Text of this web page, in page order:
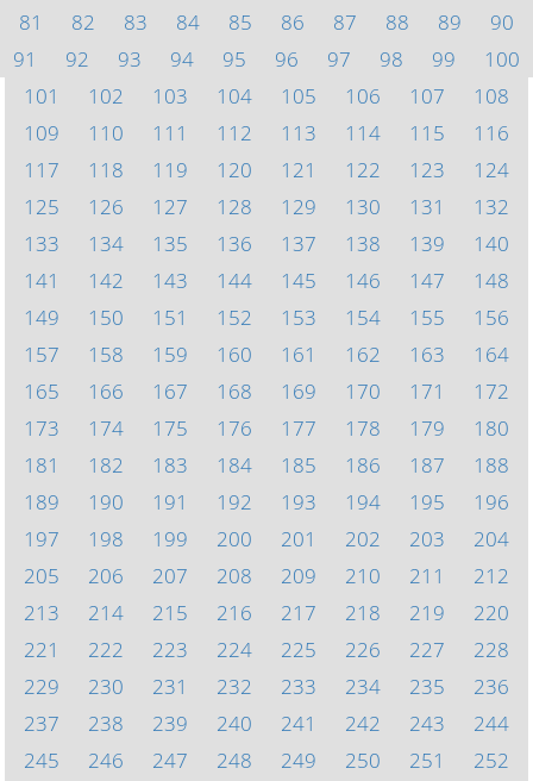
81
82 83 84 85 86 87 88 89
90
91
92 93 94 95 96 97 98 99
100
101
102 103 104 105 106 107
108
109
110 111 112 113 114 115
116
117
118 119 120 121 122 123
124
125
126 127 128 129 130 131
132
133
134 135 136 137 138 139
140
141
142 143 144 145 146 147
148
149
150 151 152 153 154 155
156
157
158 159 160 161 162 163
164
165
166 167 168 169 170 171
172
173
174 175 176 177 178 179
180
181
182 183 184 185 186 187
188
189
190 191 192 193 194 195
196
197
198 199 200 201 202 203
204
205
206 207 208 209 210 211
212
213
214 215 216 217 218 219
220
221
222 223 224 225 226 227
228
229
230 231 232 233 234 235
236
237
238 239 240 241 242 243
244
245
246 247 248 249 250 251
252